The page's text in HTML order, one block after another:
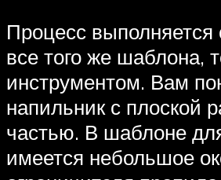
Процесс
все того же шаблона,
инструментом. Вам
напильник с плоской
частью. В шаблоне
имеется небольшое